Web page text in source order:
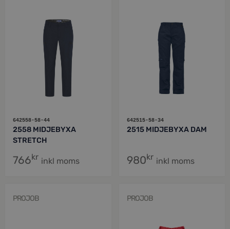
642558-58-44
2558 MIDJEBYXA
STRETCH
766kr inkl moms
642515-58-34
2515 MIDJEBYXA DAM
980kr inkl moms
PROJOB PROJOB